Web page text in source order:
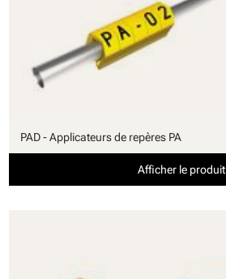
PAD - Applicateurs de repères PA
Afficher le produit